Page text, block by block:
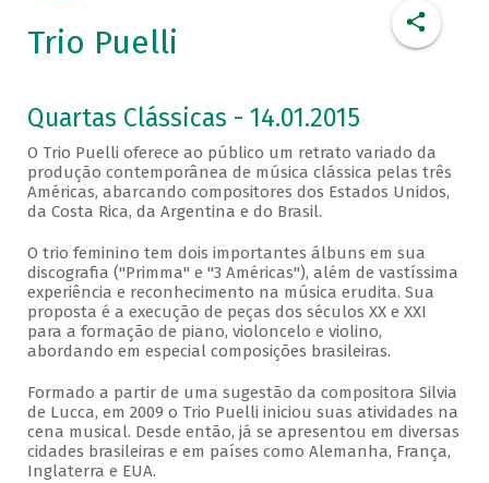
Trio Puelli
Quartas Clássicas - 14.01.2015
O Trio Puelli oferece ao público um retrato variado da
produção contemporânea de música clássica pelas três
Américas, abarcando compositores dos Estados Unidos,
da Costa Rica, da Argentina e do Brasil.
O trio feminino tem dois importantes álbuns em sua
discografia ("Primma" e "3 Américas"), além de vastíssima
experiência e reconhecimento na música erudita. Sua
proposta é a execução de peças dos séculos XX e XXI
para a formação de piano, violoncelo e violino,
abordando em especial composições brasileiras.
Formado a partir de uma sugestão da compositora Silvia
de Lucca, em 2009 o Trio Puelli iniciou suas atividades na
cena musical. Desde então, já se apresentou em diversas
cidades brasileiras e em países como Alemanha, França,
Inglaterra e EUA.